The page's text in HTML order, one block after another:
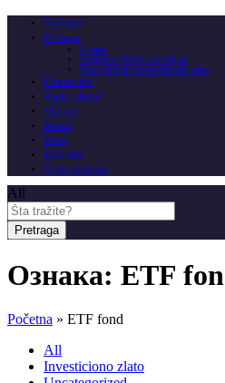
Početna
O nama
O nama
Insignitus GOLD u medijima
Česta pitanja o investicionom zlatu
Cenovnik
Zašto zlato?
Usluge
Berza
Blog
Kontakt
Česta pitanja
All
Pretraga
Ознака: ETF
Početna » ETF fond
All
Investiciono zlato